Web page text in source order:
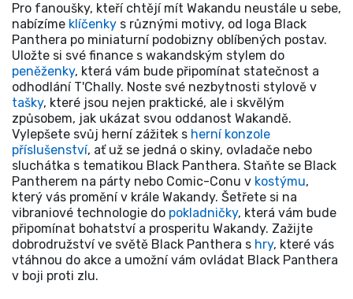
Pro fanoušky, kteří chtějí mít Wakandu neustále u sebe,
nabízíme klíčenky s různými motivy, od loga Black
Panthera po miniaturní podobizny oblíbených postav.
Uložte si své finance s wakandským stylem do
peněženky, která vám bude připomínat statečnost a
odhodlání T'Chally. Noste své nezbytnosti stylově v
tašky, které jsou nejen praktické, ale i skvělým
způsobem, jak ukázat svou oddanost Wakandě.
Vylepšete svůj herní zážitek s herní konzole
příslušenství, ať už se jedná o skiny, ovladače nebo
sluchátka s tematikou Black Panthera. Staňte se Black
Pantherem na párty nebo Comic-Conu v kostýmu,
který vás promění v krále Wakandy. Šetřete si na
vibraniové technologie do pokladničky, která vám bude
připomínat bohatství a prosperitu Wakandy. Zažijte
dobrodružství ve světě Black Panthera s hry, které vás
vtáhnou do akce a umožní vám ovládat Black Panthera
v boji proti zlu.